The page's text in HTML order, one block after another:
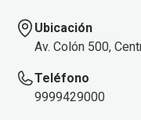
Ubicación
Av. Colón 500,
Teléfono
9999429000